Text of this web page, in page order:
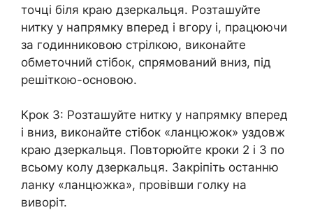
точці біля краю дзеркальця. Розташуйте
нитку у напрямку вперед і вгору і, працюючи
за годинниковою стрілкою, виконайте
обметочний стібок, спрямований вниз, під
решіткою-основою.
Крок 3: Розташуйте нитку у напрямку вперед
і вниз, виконайте стібок «ланцюжок» уздовж
краю дзеркальця. Повторюйте кроки 2 і 3 по
всьому колу дзеркальця. Закріпіть останню
ланку «ланцюжка», провівши голку на
виворіт.